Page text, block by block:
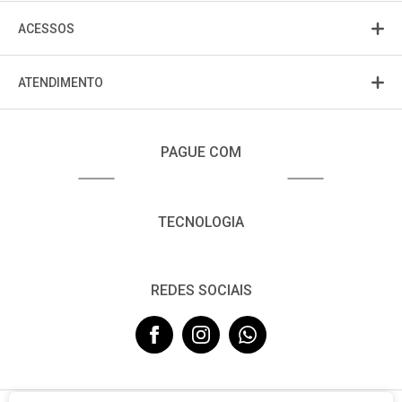
ACESSOS
ATENDIMENTO
PAGUE COM
TECNOLOGIA
REDES SOCIAIS